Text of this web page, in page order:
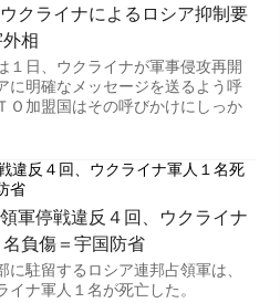
クライナによるロシア抑制要
相
１日、ウクライナが軍事侵攻再開
に明確なメッセージを送るよう呼
Ｏ加盟国はその呼びかけにしっか
軍停戦違反４回、ウクライナ
負傷＝宇国防省
に駐留するロシア連邦占領軍は、
ナ軍人１名が死亡した。